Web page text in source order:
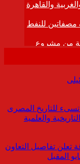
للتاريخ المصرى
والعلمية
تعلن تفاصيل التعاون
المقبل